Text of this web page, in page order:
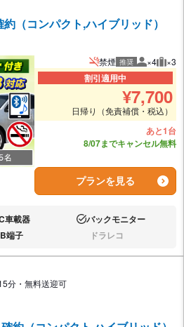
（コンパクト,ハイブリッド）
禁煙 推奨 推奨人数
×4 推
×3
割引適用中
¥7,700
日帰り（免責補償・税込）
あと1台
8/07までキャンセル無料
プランを見る
車載器 あり:バックモニター
端子 なし:ドラレコ
分・無料送迎可